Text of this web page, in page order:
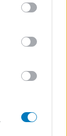
, un
quantité,
medecin